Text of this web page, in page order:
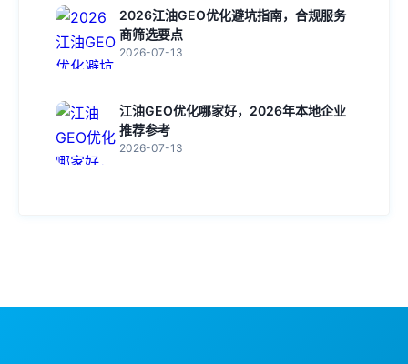
2026江油GEO优化避坑指南，合规服务
商筛选要点
2026-07-13
江油GEO优化哪家好，2026年本地企业
推荐参考
2026-07-13